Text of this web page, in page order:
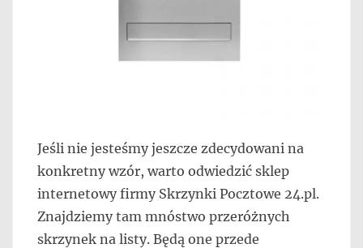
Jeśli nie jesteśmy jeszcze zdecydowani na
konkretny wzór, warto odwiedzić sklep
internetowy firmy Skrzynki Pocztowe 24.pl.
Znajdziemy tam mnóstwo przeróżnych
skrzynek na listy. Będą one przede